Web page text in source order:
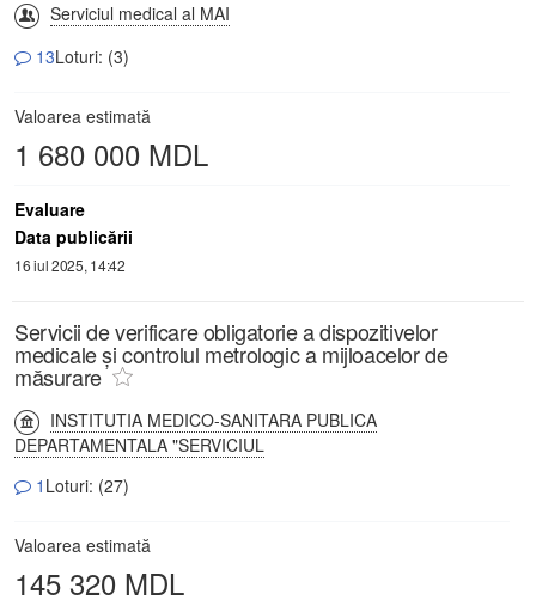
Serviciul medical al MAI
13Loturi: (3)
Valoarea estimată
1 680 000 MDL
Evaluare
Data publicării
16 iul 2025, 14:42
Servicii de verificare obligatorie a dispozitivelor
medicale și controlul metrologic a mijloacelor de
măsurare
INSTITUTIA MEDICO-SANITARA PUBLICA
DEPARTAMENTALA "SERVICIUL
1 Loturi: (27)
Valoarea estimată
145 320 MDL